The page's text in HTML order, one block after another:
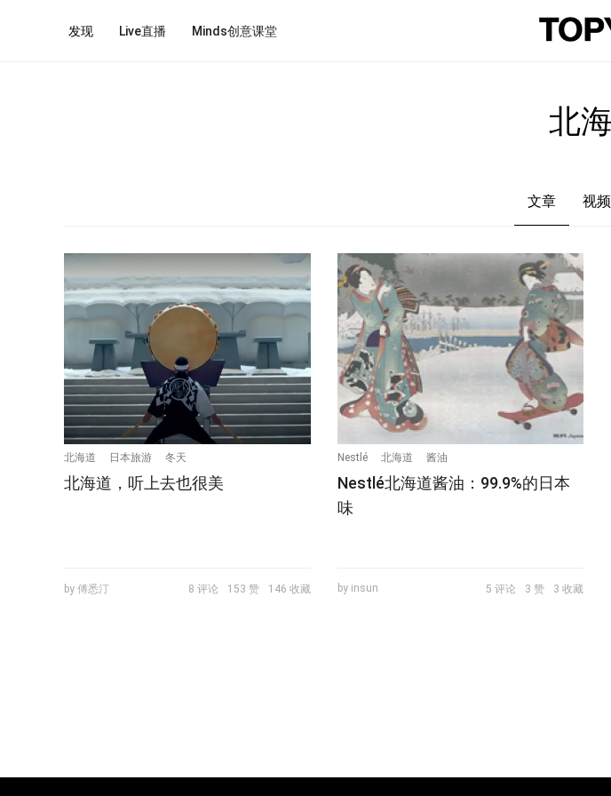
发现 Live直播 Minds创意课堂
文章 视频
北海道 日本旅游 冬天
北海道，听上去也很美
by 傅悉汀 8 评论 153 赞 146 收藏
Nestlé 北海道 酱油
Nestlé北海道酱油：99.9%的日本
味
by insun 5 评论 3 赞 3 收藏